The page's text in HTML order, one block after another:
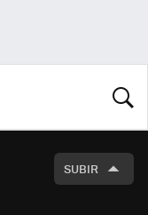
SUBIR